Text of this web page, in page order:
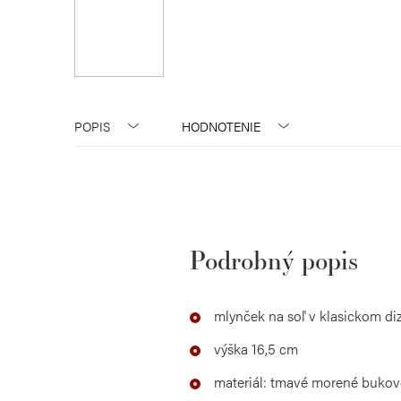
POPIS HODNOTENIE
Podrobný popis
mlynček na soľ v klasickom
výška 16,5 cm
materiál: tmavé morené